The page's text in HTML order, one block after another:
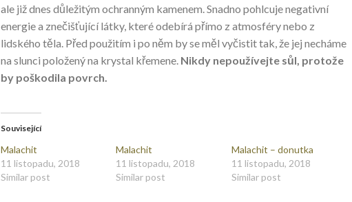
ale již dnes důležitým ochranným kamenem. Snadno pohlcuje negativní
energie a znečišťující látky, které odebírá přímo z atmosféry nebo z
lidského těla. Před použitím i po něm by se měl vyčistit tak, že jej necháme
na slunci položený na krystal křemene. Nikdy nepoužívejte sůl, protože
by poškodila povrch.
Související
Malachit
11 listopadu, 2018
Similar post
Malachit
11 listopadu, 2018
Similar post
Malachit – donutka
11 listopadu, 2018
Similar post